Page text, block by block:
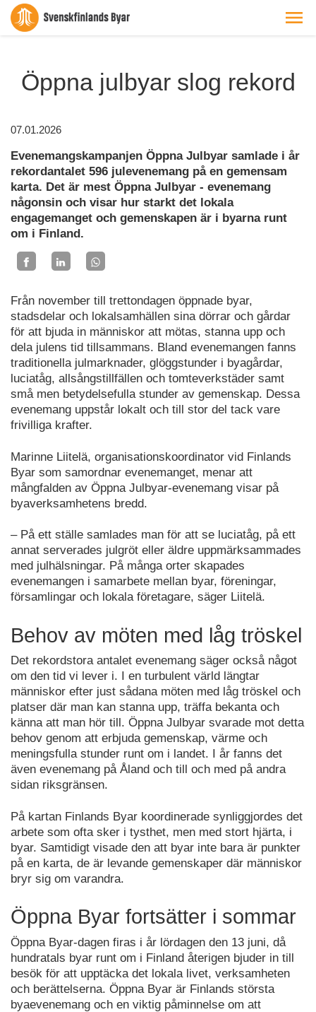
Öppna julbyar slog rekord
07.01.2026
Evenemangskampanjen Öppna Julbyar samlade i år
rekordantalet 596 julevenemang på en gemensam
karta. Det är mest Öppna Julbyar - evenemang
någonsin och visar hur starkt det lokala
engagemanget och gemenskapen är i byarna runt
om i Finland.
Från november till trettondagen öppnade byar,
stadsdelar och lokalsamhällen sina dörrar och gårdar
för att bjuda in människor att mötas, stanna upp och
dela julens tid tillsammans. Bland evenemangen fanns
traditionella julmarknader, glöggstunder i byagårdar,
luciatåg, allsångstillfällen och tomteverkstäder samt
små men betydelsefulla stunder av gemenskap. Dessa
evenemang uppstår lokalt och till stor del tack vare
frivilliga krafter.
Marinne Liitelä, organisationskoordinator vid Finlands
Byar som samordnar evenemanget, menar att
mångfalden av Öppna Julbyar-evenemang visar på
byaverksamhetens bredd.
– På ett ställe samlades man för att se luciatåg, på ett
annat serverades julgröt eller äldre uppmärksammades
med julhälsningar. På många orter skapades
evenemangen i samarbete mellan byar, föreningar,
församlingar och lokala företagare, säger Liitelä.
Behov av möten med låg tröskel
Det rekordstora antalet evenemang säger också något
om den tid vi lever i. I en turbulent värld längtar
människor efter just sådana möten med låg tröskel och
platser där man kan stanna upp, träffa bekanta och
känna att man hör till. Öppna Julbyar svarade mot detta
behov genom att erbjuda gemenskap, värme och
meningsfulla stunder runt om i landet. I år fanns det
även evenemang på Åland och till och med på andra
sidan riksgränsen.
På kartan Finlands Byar koordinerade synliggjordes det
arbete som ofta sker i tysthet, men med stort hjärta, i
byar. Samtidigt visade den att byar inte bara är punkter
på en karta, de är levande gemenskaper där människor
bryr sig om varandra.
Öppna Byar fortsätter i sommar
Öppna Byar-dagen firas i år lördagen den 13 juni, då
hundratals byar runt om i Finland återigen bjuder in till
besök för att upptäcka det lokala livet, verksamheten
och berättelserna. Öppna Byar är Finlands största
byaevenemang och en viktig påminnelse om att